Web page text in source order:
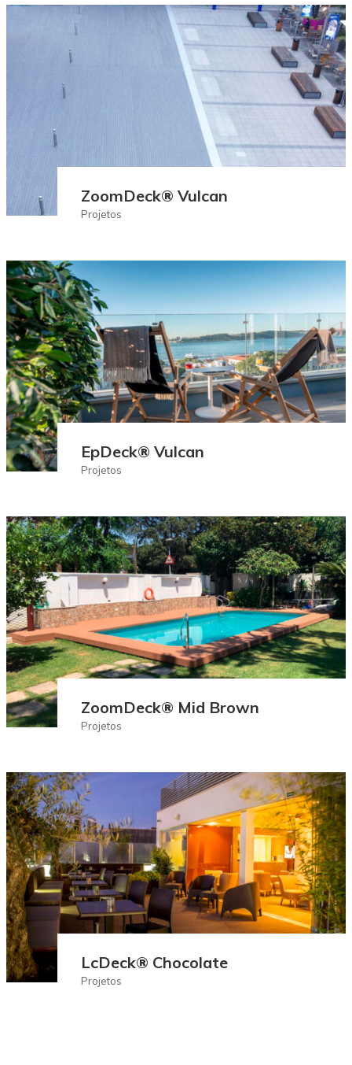
ZoomDeck® Vulcan
Projetos
EpDeck® Vulcan
Projetos
ZoomDeck® Mid Brown
Projetos
LcDeck® Chocolate
Projetos